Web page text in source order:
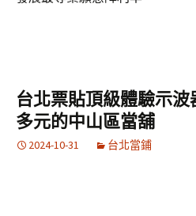
台北票貼頂級體驗示
多元的中山區當舖
2024-10-31 台北當鋪